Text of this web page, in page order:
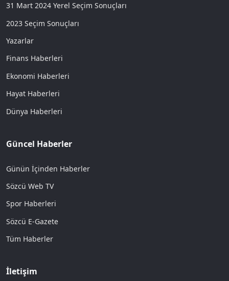
31 Mart 2024 Yerel Seçim Sonuçları
2023 Seçim Sonuçları
Yazarlar
Finans Haberleri
Ekonomi Haberleri
Hayat Haberleri
Dünya Haberleri
Güncel Haberler
Günün İçinden Haberler
Sözcü Web TV
Spor Haberleri
Sözcü E-Gazete
Tüm Haberler
İletişim